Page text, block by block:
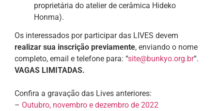
proprietária do atelier de cerâmica Hideko
Honma).
Os interessados por participar das LIVES devem
realizar sua inscrição previamente, enviando o nome
completo, email e telefone para: “site@bunkyo.org.br“.
VAGAS LIMITADAS.
Confira a gravação das Lives anteriores:
– Outubro, novembro e dezembro de 2022